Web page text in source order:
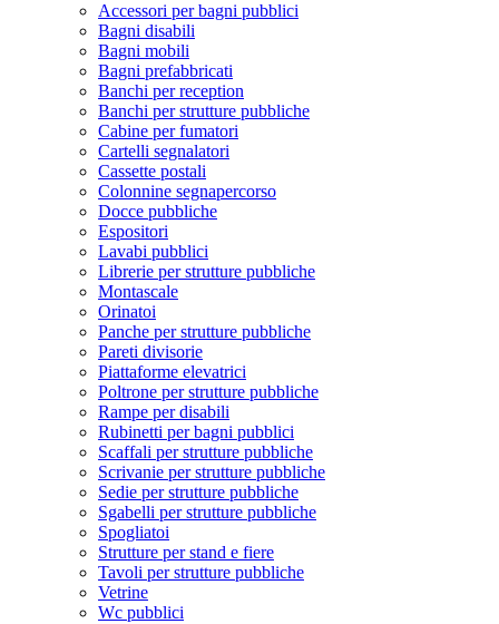
Accessori per bagni pubblici
Bagni disabili
Bagni mobili
Bagni prefabbricati
Banchi per reception
Banchi per strutture pubbliche
Cabine per fumatori
Cartelli segnalatori
Cassette postali
Colonnine segnapercorso
Docce pubbliche
Espositori
Lavabi pubblici
Librerie per strutture pubbliche
Montascale
Orinatoi
Panche per strutture pubbliche
Pareti divisorie
Piattaforme elevatrici
Poltrone per strutture pubbliche
Rampe per disabili
Rubinetti per bagni pubblici
Scaffali per strutture pubbliche
Scrivanie per strutture pubbliche
Sedie per strutture pubbliche
Sgabelli per strutture pubbliche
Spogliatoi
Strutture per stand e fiere
Tavoli per strutture pubbliche
Vetrine
Wc pubblici